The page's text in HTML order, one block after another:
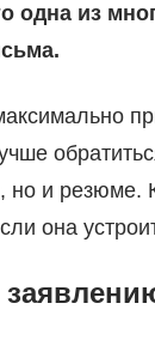
одна из
и резюме.
она